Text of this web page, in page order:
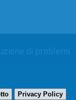
Privacy Policy
di problemi